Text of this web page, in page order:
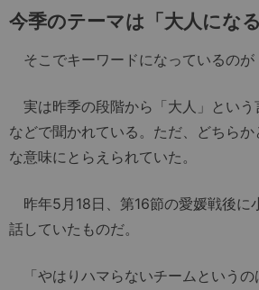
今季のテーマは「大人になる
そこでキーワードになっているのが
実は昨季の段階から「大人」という
などで聞かれている。ただ、どちら
な意味にとらえられていた。
昨年5月18日、第16節の愛媛戦後に
話していたものだ。
「やはりハマらないチームというの